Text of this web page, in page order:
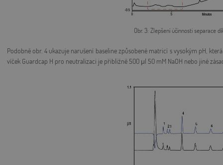
Obr. 3: Zlepšení účinnosti separace
Podobně obr. 4 ukazuje narušení baseline způsobené matricí s vysokým pH,
víček Guardcap H pro neutralizaci je přibližně 500 μl 50 mM NaOH nebo jiné